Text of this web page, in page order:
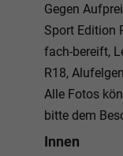
Gegen
Sport Edition
fach-bereift,
R18,
Alle Fotos
bitte dem
Innen